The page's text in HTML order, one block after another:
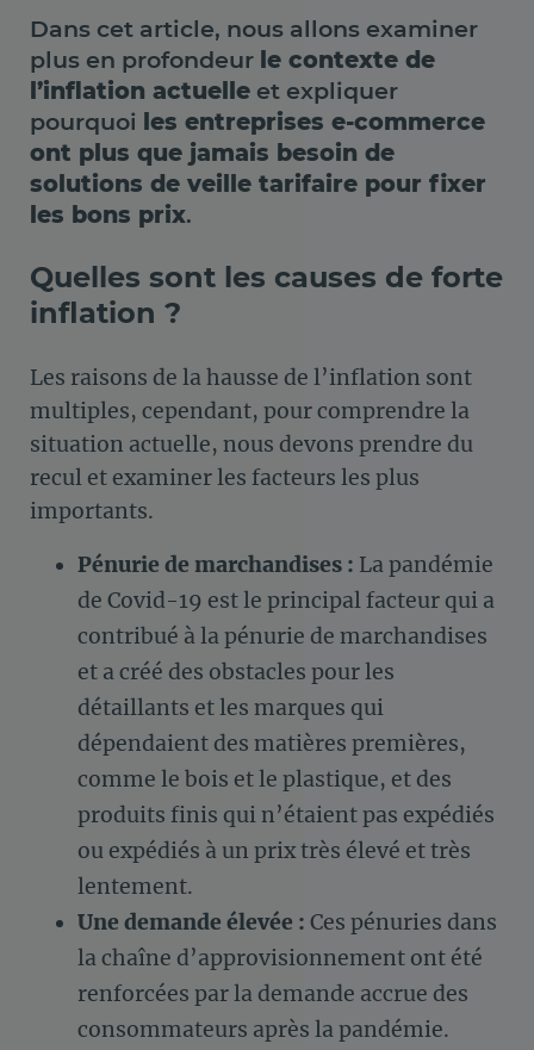
Dans cet article, nous allons examiner
plus en profondeur le contexte de
l’inflation actuelle et expliquer
pourquoi les entreprises e-commerce
ont plus que jamais besoin de
solutions de veille tarifaire pour fixer
les bons prix.
Quelles sont les causes de forte
inflation ?
Les raisons de la hausse de l’inflation sont
multiples, cependant, pour comprendre la
situation actuelle, nous devons prendre du
recul et examiner les facteurs les plus
importants.
Pénurie de marchandises : La pandémie
de Covid-19 est le principal facteur qui a
contribué à la pénurie de marchandises
et a créé des obstacles pour les
détaillants et les marques qui
dépendaient des matières premières,
comme le bois et le plastique, et des
produits finis qui n’étaient pas expédiés
ou expédiés à un prix très élevé et très
lentement.
Une demande élevée : Ces pénuries dans
la chaîne d’approvisionnement ont été
renforcées par la demande accrue des
consommateurs après la pandémie.